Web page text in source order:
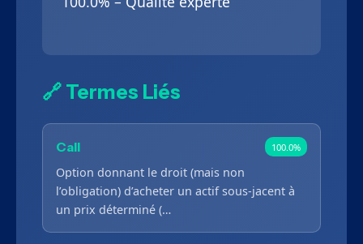
🔗 Termes Liés
Call 100.0%
Option donnant le droit (mais non
l’obligation) d’acheter un actif sous-jacent à
un prix déterminé (…